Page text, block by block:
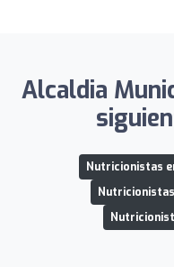
Alcaldia
Nutricionistas